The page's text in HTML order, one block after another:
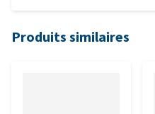
Produits similaires